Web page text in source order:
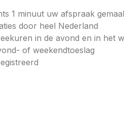
1 minuut uw afspraak
door heel Nederland
in de avond en in het
of weekendtoeslag